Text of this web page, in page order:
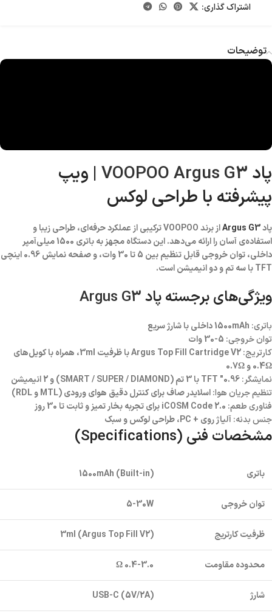
اشتراک گذاری:
توضیحات
پاد VOOPOO Argus G3 | ویپ
پیشرفته با طراحی لوکس
پادArgus G3
از برند VOOPOO ترکیبی از عملکرد حرفه‌ای، طراحی زیبا و
استفاده‌ی آسان را ارائه می‌دهد. این دستگاه مجهز به باتری 1500 میلی‌آمپر
داخلی، توان خروجی قابل تنظیم بین 5 تا 30 وات، و صفحه نمایش 0.96 اینچی
TFT با سه تم و دو انیمیشن است.
ویژگی‌های برجسته پادArgus G3
باتری:
توان خروجی:
کارتریج:
Argus Top Fill Cartridge V2 با ظرفیت 3ml، همراه با کویل‌های
0.4Ω و 0.7Ω
نمایشگر:
تنظیم جریان هوا:اسلایدر صاف برای کنترل دقیق هوای ورودی (MTL و RDL)
فناوری طعم:
جنس بدنه:آلیاژ روی + PC، طراحی لوکس و سبک
مشخصات فنی (Specifications)
باتری 1500mAh (Built-in)
توان خروجی 5-30W
ظرفیت کارتریج 3ml (Argus Top Fill V2)
محدوده مقاومت 0.4-3.0 Ω
شارژ USB-C (5V/2A)